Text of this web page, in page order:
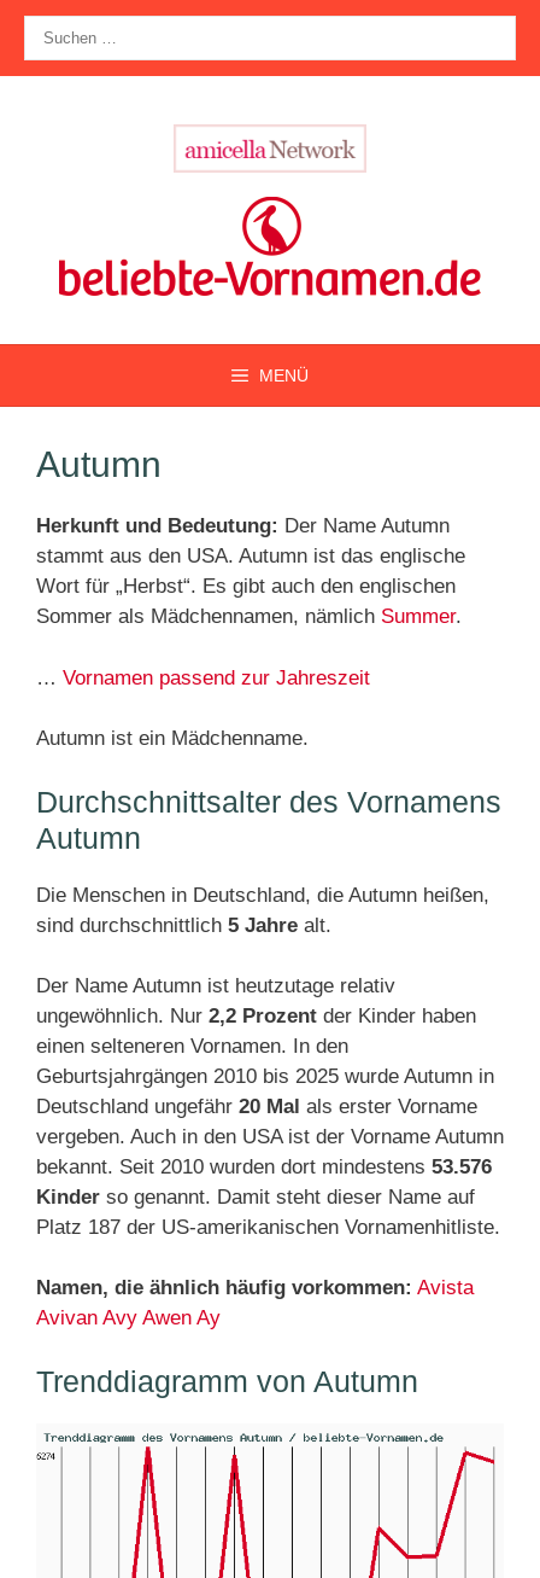
Zum
Inhalt
springen
nach:
MENÜ
Autumn
Herkunft und Bedeutung: Der Name Autumn
stammt aus den USA. Autumn ist das englische
Wort für „Herbst“. Es gibt auch den englischen
Sommer als Mädchennamen, nämlich Summer.
… Vornamen passend zur Jahreszeit
Autumn ist ein Mädchenname.
Durchschnittsalter des Vornamens
Autumn
Die Menschen in Deutschland, die Autumn heißen,
sind durchschnittlich 5 Jahre alt.
Der Name Autumn ist heutzutage relativ
ungewöhnlich. Nur 2,2 Prozent der Kinder haben
einen selteneren Vornamen. In den
Geburtsjahrgängen 2010 bis 2025 wurde Autumn in
Deutschland ungefähr 20 Mal als erster Vorname
vergeben. Auch in den USA ist der Vorname Autumn
bekannt. Seit 2010 wurden dort mindestens 53.576
Kinder so genannt. Damit steht dieser Name auf
Platz 187 der US-amerikanischen Vornamenhitliste.
Namen, die ähnlich häufig vorkommen: Avista
Avivan Avy Awen Ay
Trenddiagramm von Autumn